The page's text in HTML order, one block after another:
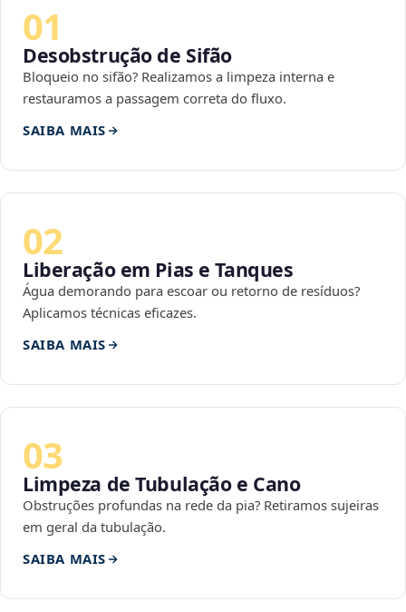
01
Desobstrução de Sifão
Bloqueio no sifão? Realizamos a limpeza interna e
restauramos a passagem correta do fluxo.
SAIBA MAIS
02
Liberação em Pias e Tanques
Água demorando para escoar ou retorno de resíduos?
Aplicamos técnicas eficazes.
SAIBA MAIS
03
Limpeza de Tubulação e Cano
Obstruções profundas na rede da pia? Retiramos sujeiras
em geral da tubulação.
SAIBA MAIS